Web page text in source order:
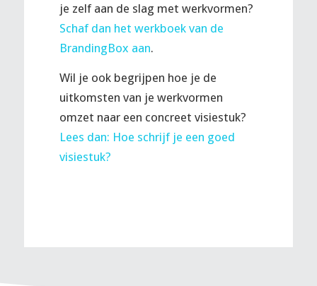
je zelf aan de slag met werkvormen?
Schaf dan het werkboek van de
BrandingBox aan.
Wil je ook begrijpen hoe je de
uitkomsten van je werkvormen
omzet naar een concreet visiestuk?
Lees dan: Hoe schrijf je een goed
visiestuk?